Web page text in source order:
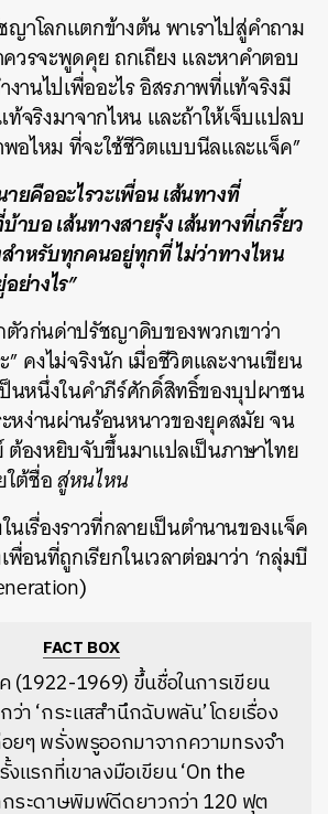
ญาโลกแตกข้างต้น พาเราไปสู่คำถาม
วรจะพูดคุย ถกเถียง และหาคำตอบ
งานไปเพื่ออะไร อิสรภาพที่แท้จริงมี
จริงมาจากไหน และถ้าให้เจ็บแปลบ
พอไหม ที่จะใช้ชีวิตแบบนีลและแจ็ค”
ยคืออะไรวะเพื่อน เส้นทางที่
บอ เส้นทางสายรุ้ง เส้นทางที่เกรี้ยว
ำหรับทุกคนอยู่ทุกที่ ไม่ว่าทางไหน
ย่างไร”
วก่นด่าปรัชญาดิบของพวกเขาว่า
” คงไม่จริงนัก เมื่อชีวิตและงานเขียน
นหนึ่งในคำภีร์ศักดิ์สิทธิ์ของบุปผาชน
หง่านผ่านร้อนหนาวของยุคสมัย จน
องหยิบจับขึ้นมาแปลเป็นภาษาไทย
ใต้ชื่อสู่หนไหน
เรื่องราวที่กลายเป็นตำนานของแจ็ค
อนที่ถูกเรียกในเวลาต่อมาว่า ‘กลุ่มบี
FACT BOX
(1922-1969) ขึ้นชื่อในการเขียน
า ‘กระแสสำนึกฉับพลัน’ โดยเรื่อง
อยๆ พรั่งพรูออกมาจากความทรงจำ
งแรกที่เขาลงมือเขียน ‘On the
กระดาษพิมพ์ดีดยาวกว่า 120 ฟุต